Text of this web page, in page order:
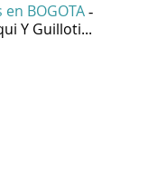
BOGOTA -
Y Guilloti...